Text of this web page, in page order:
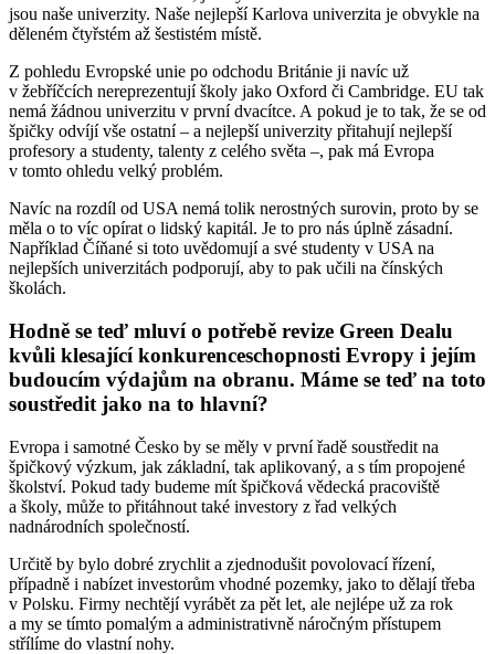
jsou naše univerzity. Naše nejlepší Karlova univerzita je obvykle na
děleném čtyřstém až šestistém místě.
Z pohledu Evropské unie po odchodu Británie ji navíc už
v žebříčcích nereprezentují školy jako Oxford či Cambridge. EU tak
nemá žádnou univerzitu v první dvacítce. A pokud je to tak, že se od
špičky odvíjí vše ostatní – a nejlepší univerzity přitahují nejlepší
profesory a studenty, talenty z celého světa –, pak má Evropa
v tomto ohledu velký problém.
Navíc na rozdíl od USA nemá tolik nerostných surovin, proto by se
měla o to víc opírat o lidský kapitál. Je to pro nás úplně zásadní.
Například Číňané si toto uvědomují a své studenty v USA na
nejlepších univerzitách podporují, aby to pak učili na čínských
školách.
Hodně se teď mluví o potřebě revize Green Dealu
kvůli klesající konkurenceschopnosti Evropy i jejím
budoucím výdajům na obranu. Máme se teď na toto
soustředit jako na to hlavní?
Evropa i samotné Česko by se měly v první řadě soustředit na
špičkový výzkum, jak základní, tak aplikovaný, a s tím propojené
školství. Pokud tady budeme mít špičková vědecká pracoviště
a školy, může to přitáhnout také investory z řad velkých
nadnárodních společností.
Určitě by bylo dobré zrychlit a zjednodušit povolovací řízení,
případně i nabízet investorům vhodné pozemky, jako to dělají třeba
v Polsku. Firmy nechtějí vyrábět za pět let, ale nejlépe už za rok
a my se tímto pomalým a administrativně náročným přístupem
střílíme do vlastní nohy.